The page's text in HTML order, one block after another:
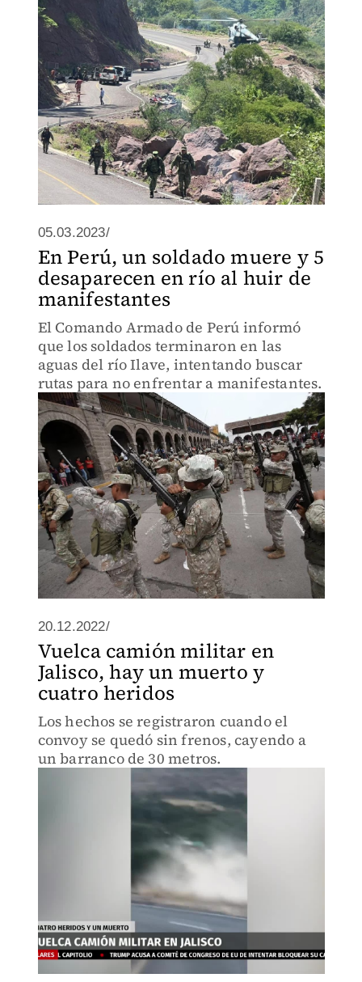
05.03.2023/
En Perú, un soldado muere y 5
desaparecen en río al huir de
manifestantes
El Comando Armado de Perú informó
que los soldados terminaron en las
aguas del río Ilave, intentando buscar
rutas para no enfrentar a manifestantes.
20.12.2022/
Vuelca camión militar en
Jalisco, hay un muerto y
cuatro heridos
Los hechos se registraron cuando el
convoy se quedó sin frenos, cayendo a
un barranco de 30 metros.